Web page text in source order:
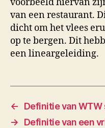
van een restaurant.
dicht om het vlees
op te bergen. Dit
een lineargeleiding.
←
Definitie van
→
Definitie van een